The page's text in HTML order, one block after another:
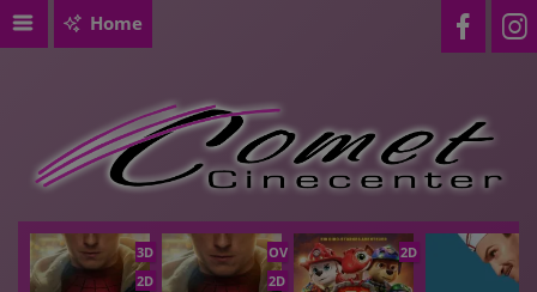
Home
3D
2D
OV
2D
2D